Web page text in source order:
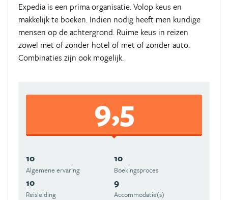
Expedia is een prima organisatie. Volop keus en
makkelijk te boeken. Indien nodig heeft men kundige
mensen op de achtergrond. Ruime keus in reizen
zowel met of zonder hotel of met of zonder auto.
Combinaties zijn ook mogelijk.
9,5
10
Algemene ervaring
10
Boekingsproces
10
Reisleiding
9
Accommodatie(s)